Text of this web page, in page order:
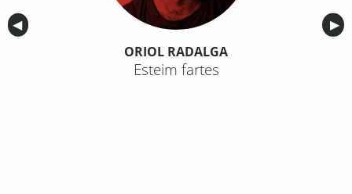
Anterior
◀︎ ▶︎
ORIOL RADALGA
Esteim fartes